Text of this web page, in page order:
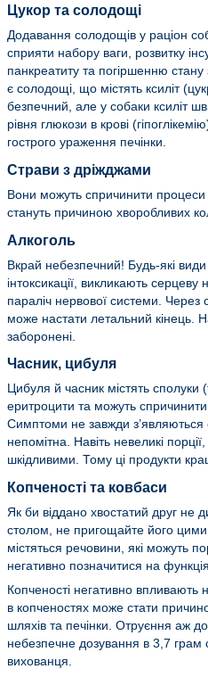
Цукор та солодощі
Додавання солодощів у раціон
сприяти набору ваги, розвитку
панкреатиту та погіршенню
є солодощі, що містять ксиліт
безпечний, але у собаки ксиліт
рівня глюкози в крові
гострого ураження печінки.
Страви з дріжджами
Вони можуть спричинити
стануть причиною хворобливих
Алкоголь
Вкрай небезпечний! Будь-які
інтоксикації, викликають серцеву
параліч нервової системи. Через
може настати летальний кінець.
заборонені.
Часник, цибуля
Цибуля й часник містять сполуки
еритроцити та можуть
Симптоми не завжди з’являються
непомітна. Навіть невеликі
шкідливими. Тому ці продукти
Копченості та ковбаси
Як би віддано хвостатий друг не
столом, не пригощайте його
містяться речовини, які можуть
негативно позначитися на
Копченості негативно впливають
в копченостях може стати
шляхів та печінки. Отруєння аж
небезпечне дозування в 3,7 грам
вихованця.